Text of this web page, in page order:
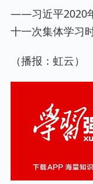
——习近平2020
十一次集体学习
（播报：虹云）